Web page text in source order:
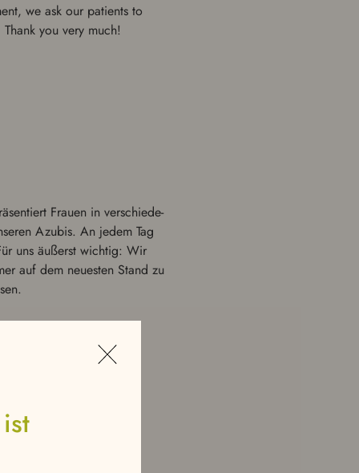
we ask our patients to
Thank you very much!
Frauen in ver­schiede­
Azubis. An jedem Tag
uns äußerst wichtig: Wir
auf dem neuesten Stand zu